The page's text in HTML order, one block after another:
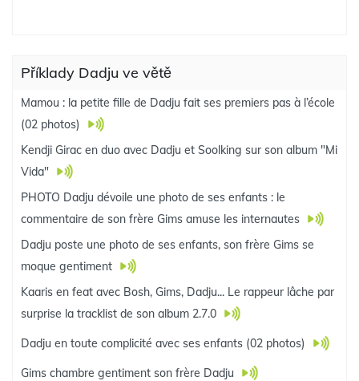
Příklady Dadju ve větě
Mamou : la petite fille de Dadju fait ses premiers pas à l’école
(02 photos)
Kendji Girac en duo avec Dadju et Soolking sur son album "Mi
Vida"
PHOTO Dadju dévoile une photo de ses enfants : le
commentaire de son frère Gims amuse les internautes
Dadju poste une photo de ses enfants, son frère Gims se
moque gentiment
Kaaris en feat avec Bosh, Gims, Dadju... Le rappeur lâche par
surprise la tracklist de son album 2.7.0
Dadju en toute complicité avec ses enfants (02 photos)
Gims chambre gentiment son frère Dadju